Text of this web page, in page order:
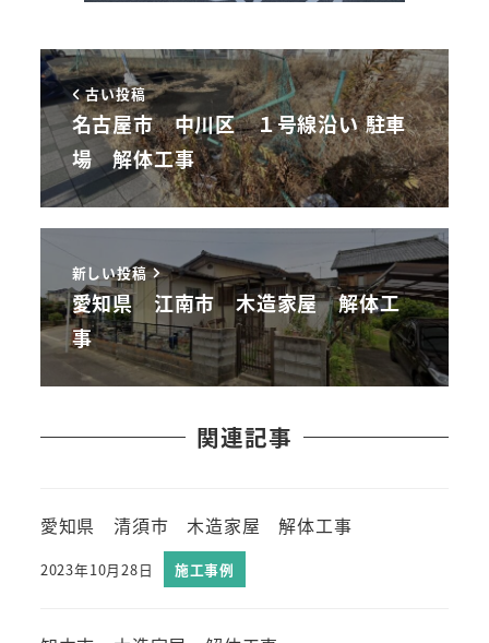
古い投稿
名古屋市 中川区 １号線沿い 駐車
場 解体工事
新しい投稿
愛知県 江南市 木造家屋 解体工
事
関連記事
愛知県 清須市 木造家屋 解体工事
2023年10月28日 施工事例